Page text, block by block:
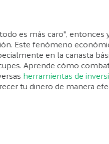
es más caro", entonces
Este fenómeno
en la canasta
Aprende cómo
herramientas de
tu dinero de manera